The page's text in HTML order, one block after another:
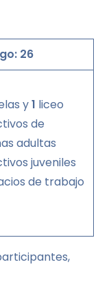
26
y1 liceo
de
adultas
juveniles
de trabajo